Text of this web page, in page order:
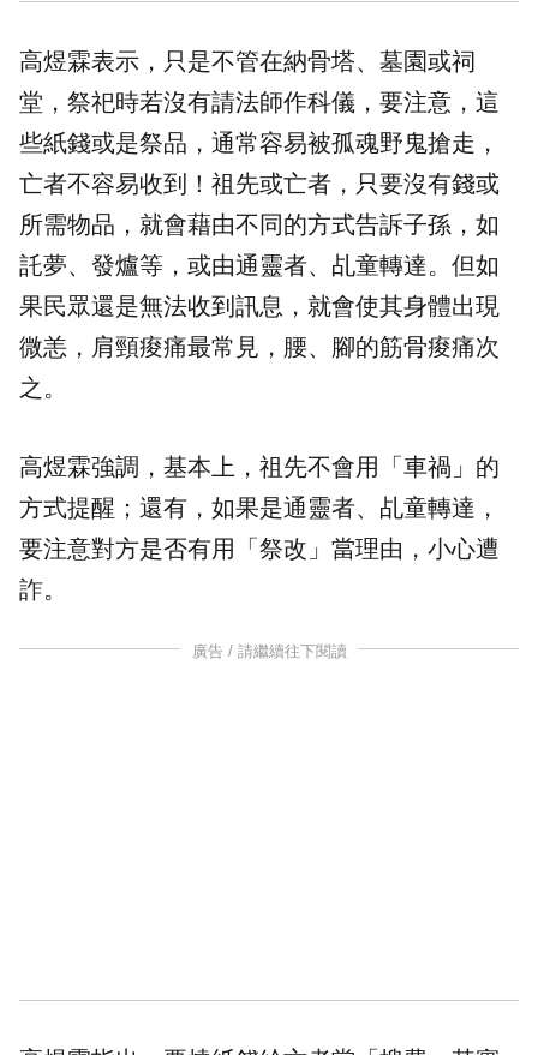
高煜霖表示，只是不管在納骨塔、墓園或祠
堂，祭祀時若沒有請法師作科儀，要注意，這
些紙錢或是祭品，通常容易被孤魂野鬼搶走，
亡者不容易收到！祖先或亡者，只要沒有錢或
所需物品，就會藉由不同的方式告訴子孫，如
託夢、發爐等，或由通靈者、乩童轉達。但如
果民眾還是無法收到訊息，就會使其身體出現
微恙，肩頸痠痛最常見，腰、腳的筋骨痠痛次
之。
高煜霖強調，基本上，祖先不會用「車禍」的
方式提醒；還有，如果是通靈者、乩童轉達，
要注意對方是否有用「祭改」當理由，小心遭
詐。
廣告 / 請繼續往下閱讀